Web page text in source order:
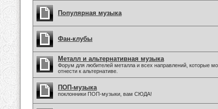
Популярная музыка
Фан-клубы
Металл и альтернативная музыка
Форум для любителей металла и всех направлений, которые
отнести к альтернативе.
ПОП-музыка
поклонники ПОП-музыки, вам СЮДА!